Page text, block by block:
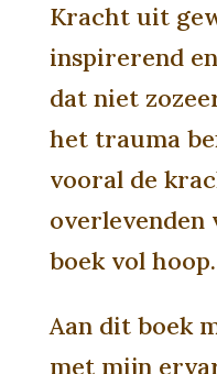
Kracht uit
inspirerend
dat niet
het trauma
vooral de
overlevenden
boek vol hoop.
Aan dit boek
met mijn